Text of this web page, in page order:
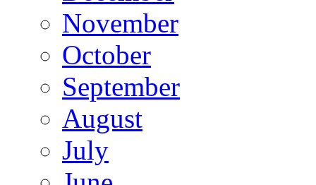
November
October
September
August
July